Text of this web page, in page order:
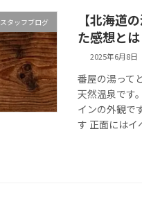
スタッフブログ
【北海道
た感想とは
2025年6月8日
番屋の湯って
天然温泉です
インの外観で
す 正面には